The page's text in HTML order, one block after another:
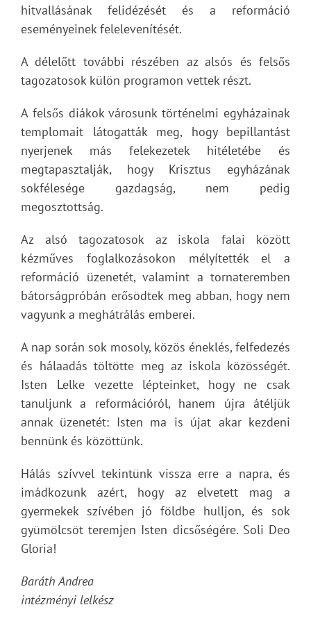
hitvallásának felidézését és a reformáció
eseményeinek felelevenítését.
A délelőtt további részében az alsós és felsős
tagozatosok külön programon vettek részt.
A felsős diákok városunk történelmi egyházainak
templomait látogatták meg, hogy bepillantást
nyerjenek más felekezetek hitéletébe és
megtapasztalják, hogy Krisztus egyházának
sokfélesége gazdagság, nem pedig
megosztottság.
Az alsó tagozatosok az iskola falai között
kézműves foglalkozásokon mélyítették el a
reformáció üzenetét, valamint a tornateremben
bátorságpróbán erősödtek meg abban, hogy nem
vagyunk a meghátrálás emberei.
A nap során sok mosoly, közös éneklés, felfedezés
és hálaadás töltötte meg az iskola közösségét.
Isten Lelke vezette lépteinket, hogy ne csak
tanuljunk a reformációról, hanem újra átéljük
annak üzenetét: Isten ma is újat akar kezdeni
bennünk és közöttünk.
Hálás szívvel tekintünk vissza erre a napra, és
imádkozunk azért, hogy az elvetett mag a
gyermekek szívében jó földbe hulljon, és sok
gyümölcsöt teremjen Isten dicsőségére. Soli Deo
Gloria!
Baráth Andrea
intézményi lelkész